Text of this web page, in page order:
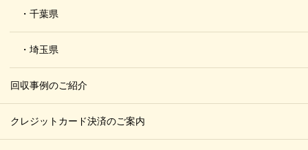
・千葉県
・埼玉県
回収事例のご紹介
クレジットカード決済のご案内